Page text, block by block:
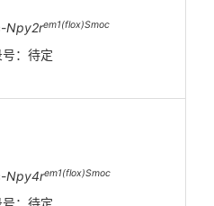
Npy2rem1(flox)Smoc
：待定
Npy4rem1(flox)Smoc
：待定